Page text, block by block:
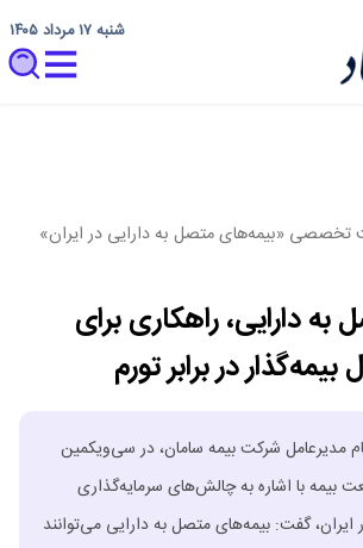
شنبه ۱۷ مرداد ۱۴۰۵
تخصصی «بیمه‌های متصل به دارایی در ایران»
دارایی، راهکاری برای
در برابر تورم
مدیرعامل شرکت بیمه سامان، در سی‌ویکمین
بیمه با اشاره به چالش‌های سرمایه‌گذاری
گفت: بیمه‌های متصل به دارایی می‌توانند